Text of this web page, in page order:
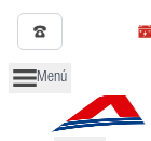
Menú